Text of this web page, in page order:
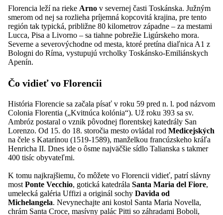
Florencia leží na rieke Arno v severnej časti Toskánska. Južným
smerom od nej sa rozlieha príjemná kopcovitá krajina, pre tento
región tak typická, približne 80 kilometrov západne – za mestami
Lucca, Pisa a Livorno – sa tiahne pobrežie Ligúrskeho mora.
Severne a severovýchodne od mesta, ktoré pretína diaľnica A1 z
Bologni do Ríma, vystupujú vrcholky Toskánsko-Emiliánskych
Apenín.
Čo vidieť vo Florencii
História Florencie sa začala písať v roku 59 pred n. l. pod názvom
Colonia Florentia („Kvitnúca kolónia“). Už roku 393 sa sv.
Ambróz postaral o vznik pôvodnej florentskej katedrály San
Lorenzo. Od 15. do 18. storočia mesto ovládal rod Medicejských
na čele s Katarínou (1519-1589), manželkou francúzskeho kráľa
Henricha II. Dnes ide o ôsme najväčšie sídlo Talianska s takmer
400 tisíc obyvateľmi.
K tomu najkrajšiemu, čo môžete vo Florencii vidieť, patrí slávny
most Ponte Vecchio, gotická katedrála Santa Maria del Fiore,
umelecká galéria Uffizi a originál sochy Davida od
Michelangela. Nevynechajte ani kostol Santa Maria Novella,
chrám Santa Croce, masívny palác Pitti so záhradami Boboli,